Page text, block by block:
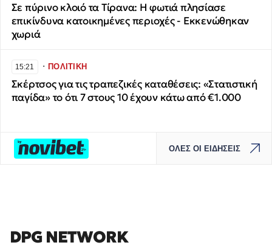
Σε πύρινο κλοιό τα Τίρανα: Η φωτιά πλησίασε
επικίνδυνα κατοικημένες περιοχές - Εκκενώθηκαν
χωριά
15:21 ∙ΠΟΛΙΤΙΚΗ
Σκέρτσος για τις τραπεζικές καταθέσεις: «Στατιστική
παγίδα» το ότι 7 στους 10 έχουν κάτω από €1.000
ΟΛΕΣ ΟΙ ΕΙΔΗΣΕΙΣ
DPG NETWORK